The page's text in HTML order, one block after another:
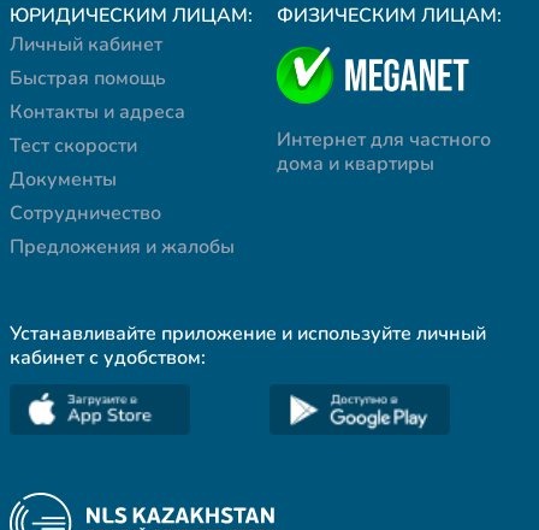
ЮРИДИЧЕСКИМ ЛИЦАМ:
Личный кабинет
Быстрая помощь
Контакты и адреса
Тест скорости
Документы
Сотрудничество
Предложения и жалобы
ФИЗИЧЕСКИМ ЛИЦАМ:
Интернет для частного
дома и квартиры
Устанавливайте приложение и используйте личный
кабинет с удобством: